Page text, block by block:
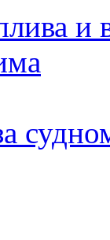
и